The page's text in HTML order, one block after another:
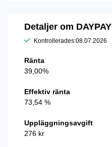
Detaljer om DAYPAY
Kontrollerades:08.07.2026
Ränta
39,00%
Effektiv ränta
73,54 %
Uppläggningsavgift
276 kr